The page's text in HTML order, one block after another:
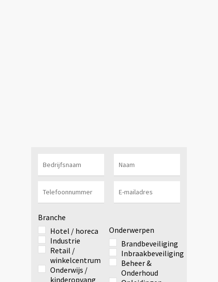
Branche
Hotel / horeca
Industrie
Retail /
winkelcentrum
Onderwijs /
kinderopvang
Onderwerpen
Brandbeveiliging
Inbraakbeveiliging
Beheer &
Onderhoud